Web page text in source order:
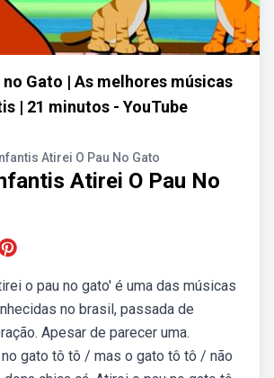
Gato | As melhores músicas
| 21 minutos - YouTube
Atirei O Pau No Gato
Atirei O Pau No
o pau no gato' é uma das músicas
no brasil, passada de
Apesar de parecer uma.
gato tô tô / mas o gato tô tô / não